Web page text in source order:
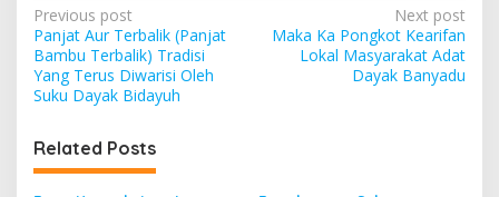
P
o
s
t
n
a
Previous post
Panjat Aur Terbalik (Panjat
Bambu Terbalik) Tradisi
Yang Terus Diwarisi Oleh
Suku Dayak Bidayuh
Next post
Maka Ka Pongkot Kearifan
Lokal Masyarakat Adat
Dayak Banyadu
Related Posts